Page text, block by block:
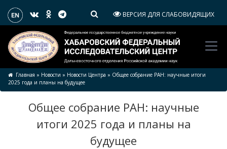
ВЕРСИЯ ДЛЯ СЛАБОВИДЯЩИХ
Главная » Новости » Новости Центра » Общее собрание РАН: научные итоги
2025 года и планы на будущее
Общее собрание РАН: научные
итоги 2025 года и планы на
будущее